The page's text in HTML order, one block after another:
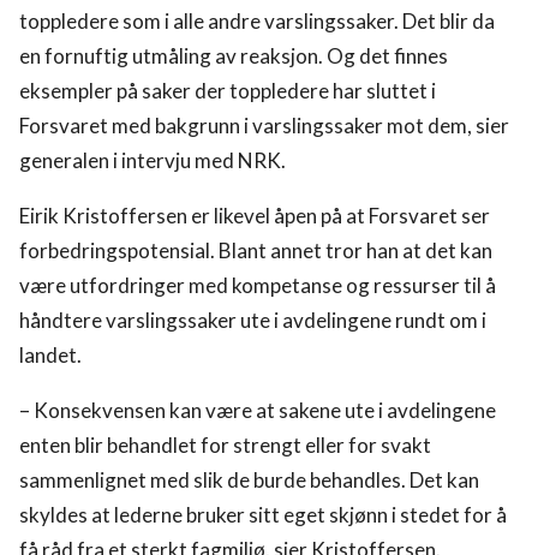
toppledere som i alle andre varslingssaker. Det blir da
en fornuftig utmåling av reaksjon. Og det finnes
eksempler på saker der toppledere har sluttet i
Forsvaret med bakgrunn i varslingssaker mot dem, sier
generalen i intervju med NRK.
Eirik Kristoffersen er likevel åpen på at Forsvaret ser
forbedringspotensial. Blant annet tror han at det kan
være utfordringer med kompetanse og ressurser til å
håndtere varslingssaker ute i avdelingene rundt om i
landet.
– Konsekvensen kan være at sakene ute i avdelingene
enten blir behandlet for strengt eller for svakt
sammenlignet med slik de burde behandles. Det kan
skyldes at lederne bruker sitt eget skjønn i stedet for å
få råd fra et sterkt fagmiljø, sier Kristoffersen.